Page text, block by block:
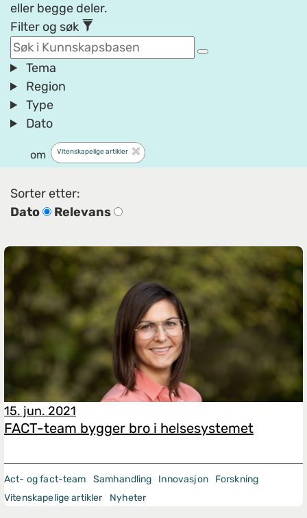
eller begge deler.
Filter og søk
Tema
Region
Type
Dato
om Vitenskapelige artikler
Sorter etter:
Dato
Relevans
15. jun. 2021
FACT-team bygger bro i helsesystemet
Act- og fact-team Samhandling Innovasjon
Forskning
Vitenskapelige artikler
Nyheter